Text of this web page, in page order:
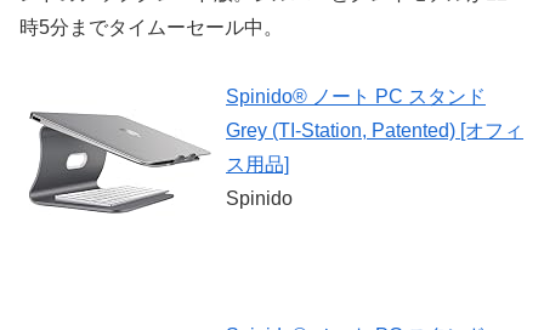
時5分までタイムーセール中。
Spinido® ノート PC スタンド
Grey (TI-Station, Patented) [オフィ
ス用品]
Spinido